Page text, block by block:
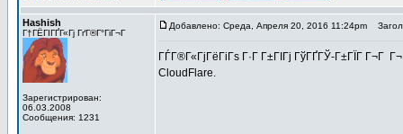
Hashish
Г†ГЁГІГҐГ«Гј ГґГ®Г°ГіГ¬Г
Зарегистрирован:
06.03.2008
Сообщения: 1231
Добавлено: Среда, Апреля 20, 2016 11:24pm
ГЃГ®Г«ГјГёГіГѕ Г·Г Г±ГІГј ГўГҐГЎ-Г±ГЇГ
CloudFlare.